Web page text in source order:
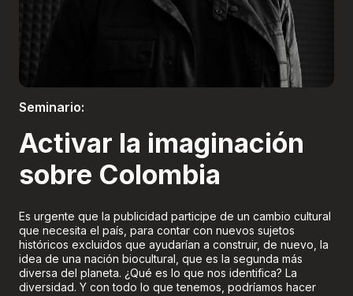
Seminario:
Activar la imaginación
sobre Colombia
Es urgente que la publicidad participe de un cambio cultural
que necesita el país, para contar con nuevos sujetos
históricos excluidos que ayudarían a construir, de nuevo, la
idea de una nación biocultural, que es la segunda más
diversa del planeta. ¿Qué es lo que nos identifica? La
diversidad. Y con todo lo que tenemos, podríamos hacer